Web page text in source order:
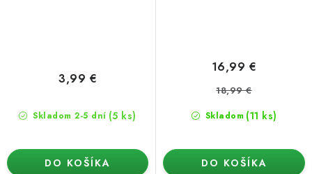
Skladom 2-5 dní (5 ks)
3,99 €
DO KOŠÍKA
Skladom (11 ks)
16,99 €
18,99 €
DO KOŠÍKA